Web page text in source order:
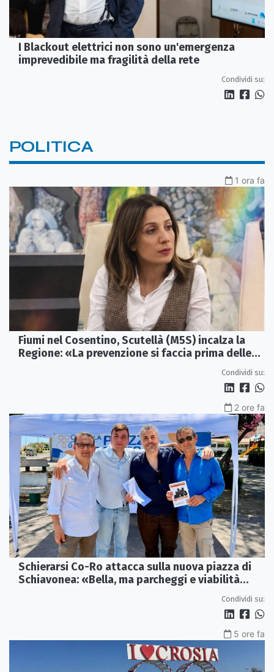
I Blackout elettrici non sono un'emergenza
imprevedibile ma fragilità della rete
Condividi su:
POLITICA
1 ora fa
Fiumi nel Cosentino, Scutellà (M5S) incalza la
Regione: «La prevenzione si faccia prima delle
Condividi su:
2 ore fa
Schierarsi Co-Ro attacca sulla nuova piazza di
Schiavonea: «Bella, ma parcheggi e viabilità
Condividi su:
5 ore fa